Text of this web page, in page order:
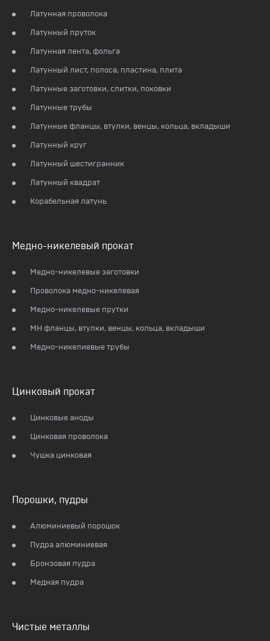
Латунная проволока
Латунный пруток
Латунная лента, фольга
Латунный лист, полоса, пластина, плита
Латунные заготовки, слитки, поковки
Латунные трубы
Латунные фланцы, втулки, венцы, кольца, вкладыши
Латунный круг
Латунный шестигранник
Латунный квадрат
Корабельная латунь
Медно-никелевый прокат
Медно-никелевые заготовки
Проволока медно-никелевая
Медно-никелевые прутки
МН фланцы, втулки, венцы, кольца, вкладыши
Медно-никелиевые трубы
Цинковый прокат
Цинковые аноды
Цинковая проволока
Чушка цинковая
Порошки, пудры
Алюминиевый порошок
Пудра алюминиевая
Бронзовая пудра
Медная пудра
Чистые металлы